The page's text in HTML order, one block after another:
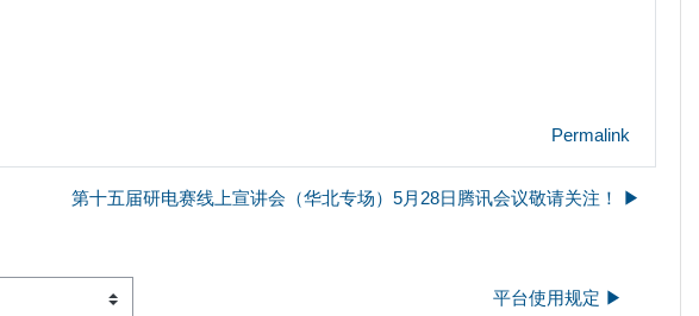
Permalink
第十五届研电赛线上宣讲会（华北专场）5月28日腾讯会议敬请关注！ ▶︎
平台使用规定 ▶︎